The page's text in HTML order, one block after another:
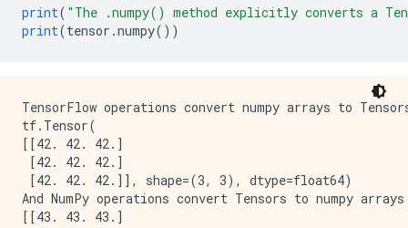
print( "The .numpy() method explicitly converts a
print(tensor .numpy())
TensorFlow operations convert numpy arrays to
tf.Tensor(
[[42. 42. 42.]
[42. 42. 42.]
[42. 42. 42.]], shape=(3, 3), dtype=float64)
And NumPy operations convert Tensors to numpy
[[43. 43. 43.]